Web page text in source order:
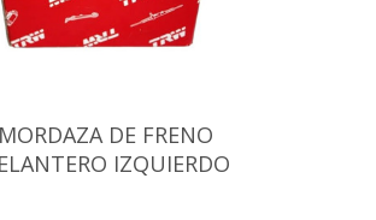
MORDAZA DE FRENO
IZQUIERDO